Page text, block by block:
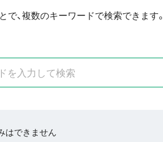
、複数のキーワードで検索できます。
はできません